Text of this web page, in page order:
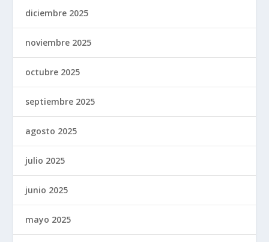
diciembre 2025
noviembre 2025
octubre 2025
septiembre 2025
agosto 2025
julio 2025
junio 2025
mayo 2025